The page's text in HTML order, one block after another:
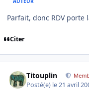
Parfait, donc RDV porte
Citer
Titouplin
Posté(e) le 21 avril